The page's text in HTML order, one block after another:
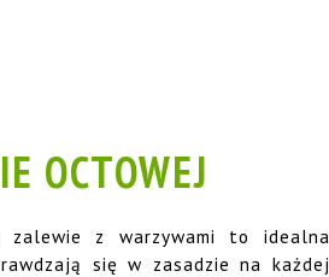
OCTOWEJ
zalewie z warzywami to idealna
się w zasadzie na każdej